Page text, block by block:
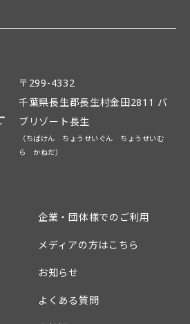
〒299-4332
千葉県長生郡長生村金田2811 バ
ブリゾート長生
（ちばけん ちょうせいぐん ちょうせいむ
ら かねだ）
企業・団体様でのご利用
メディアの方はこちら
お知らせ
よくある質問